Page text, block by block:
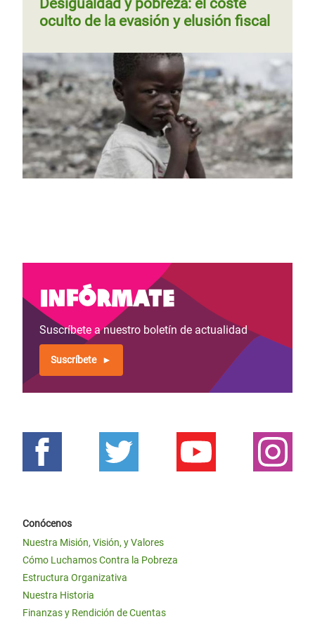
anterior
página
Desigualdad y pobreza: el coste
oculto de la evasión y elusión fiscal
Infórmate
Suscríbete a nuestro boletín de actualidad
Suscríbete
Conócenos
Nuestra Misión, Visión, y Valores
Cómo Luchamos Contra la Pobreza
Estructura Organizativa
Nuestra Historia
Finanzas y Rendición de Cuentas